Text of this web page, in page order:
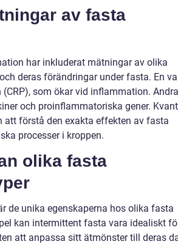
av fasta
har inkluderat mätningar av olika
deras förändringar under fasta. En
som ökar vid inflammation. Andra
och proinflammatoriska gener.
att förstå den exakta effekten av fasta
processer i kroppen.
olika fasta
de unika egenskaperna hos olika fasta
kan intermittent fasta vara idealiskt
att anpassa sitt ätmönster till deras